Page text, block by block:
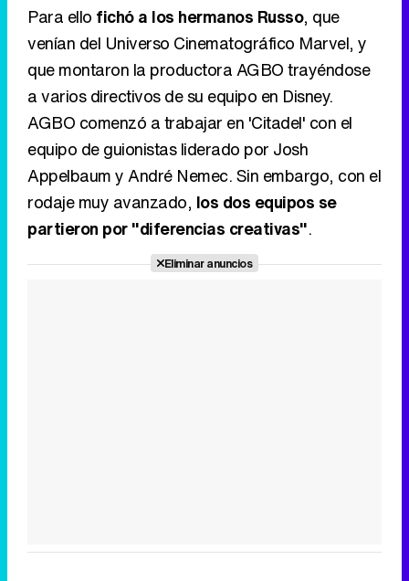
Para ello fichó a los hermanos Russo, que
venían del Universo Cinematográfico Marvel, y
que montaron la productora AGBO trayéndose
a varios directivos de su equipo en Disney.
AGBO comenzó a trabajar en 'Citadel' con el
equipo de guionistas liderado por Josh
Appelbaum y André Nemec. Sin embargo, con el
rodaje muy avanzado, los dos equipos se
partieron por "diferencias creativas".
Eliminar anuncios